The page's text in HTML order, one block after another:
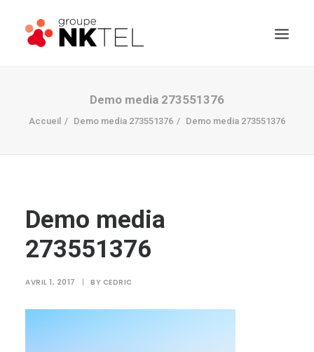
Demo media 273551376
Accueil Demo media 273551376 Demo media 273551376
Demo media
273551376
AVRIL 1, 2017 | BY CEDRIC